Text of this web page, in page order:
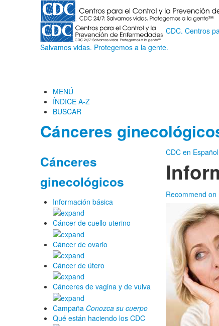
CDC. Centros
Salvamos vidas. Protegemos a la gente.
MENÚ
ÍNDICE A-Z
BUSCAR
Cánceres
Cánceres
ginecológicos
Información básica
Cáncer de cuello uterino
Cáncer de ovario
Cáncer de útero
Cánceres de vagina y de vulva
Campaña Conozca su cuerpo
Qué están haciendo los CDC
CDC en Español
Recommend on